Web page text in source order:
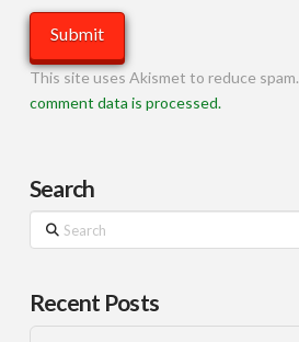
This site uses Akismet to reduce spam.
comment data is processed.
Search
Search
Recent Posts